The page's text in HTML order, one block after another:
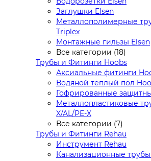
Заглушки Elsen
Металлополимерные
Triplex
Монтажные гильзы Elsen
Все категории (18)
Трубы и Фитинги Hoobs
Аксиальные фитинги
Водяной тёплый пол
Гофрированные
Металлопластиковые
X/AL/PE-X
Все категории (7)
Трубы и Фитинги Rehau
Инструмент Rehau
Канализационные трубы